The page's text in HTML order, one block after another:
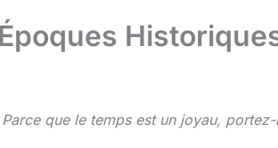
Parce que le temps est un joyau,